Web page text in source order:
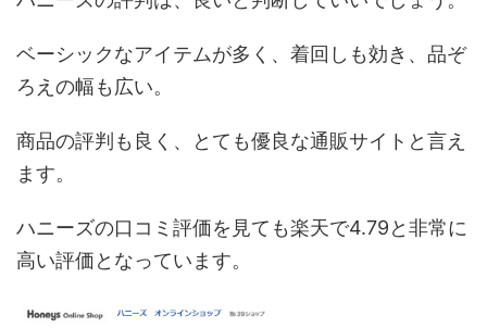
ベーシックなアイテムが多く、着回しも効き、品ぞ
ろえの幅も広い。
商品の評判も良く、とても優良な通販サイトと言え
ます。
ハニーズの口コミ評価を見ても楽天で4.79と非常に
高い評価となっています。